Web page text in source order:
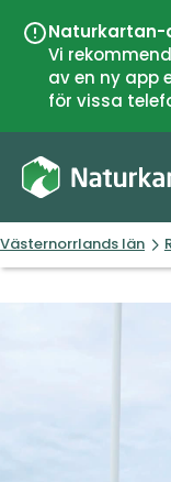
Naturkartan-
Vi
av en ny app
för vissa
Västernorrlands län